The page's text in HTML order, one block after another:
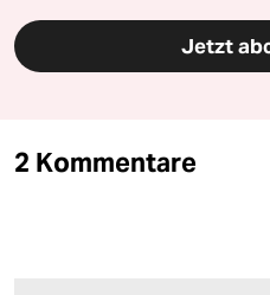
Jetzt
2 Kommentare